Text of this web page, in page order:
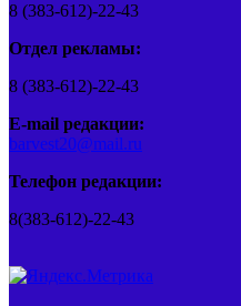
8 (383-612)-22-43
Отдел рекламы:
8 (383-612)-22-43
E-mail редакции:
barvest20@mail.ru
Телефон редакции:
8(383-612)-22-43